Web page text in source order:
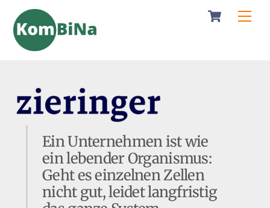
content
Cart
Ein Unternehmen ist wie
ein lebender Organismus:
Geht es einzelnen Zellen
nicht gut, leidet langfristig